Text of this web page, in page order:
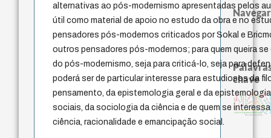
alternativas ao pós-modernismo apresentadas pelos
útil como material de apoio no estudo da obra e no
pensadores pós-modernos criticados por Sokal e
outros pensadores pós-modernos; para quem queira
do pós-modernismo, seja para criticá-lo, seja para
poderá ser de particular interesse para estudiosos da
pensamento, da epistemologia geral e da
sociais, da sociologia da ciência e de quem se
ciência, racionalidade e emancipação social.
Navegar
chave
fundamentalismo
jacobi
protágorasexperiência temporal
metafísica do tempo
género
idade
intolerância history of philosophy
classical german philosophy
filosofia brasileira
j.c.m. neto palavra
perdón
leyes
violencia
guayaquil
logos pedagogia
lei
desejo
papel da lei sacrifício
therapy